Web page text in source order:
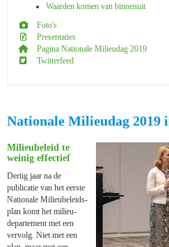
Waarden komen van binnenuit
Foto's
Presentaties
Pagina Nationale Milieudag 2019
Twitterfeed
Nationale Milieudag 2019
Milieu­beleid te
weinig effectief
Dertig jaar na de
publicatie van het eerste
Nationale Milieubeleids­
plan komt het milieu­
departement met een
vervolg. Niet met een